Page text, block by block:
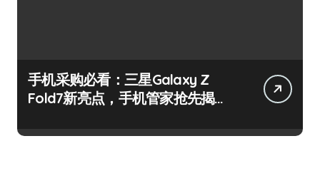
手机采购必看：三星Galaxy Z
Fold7新亮点，手机管家抢先揭